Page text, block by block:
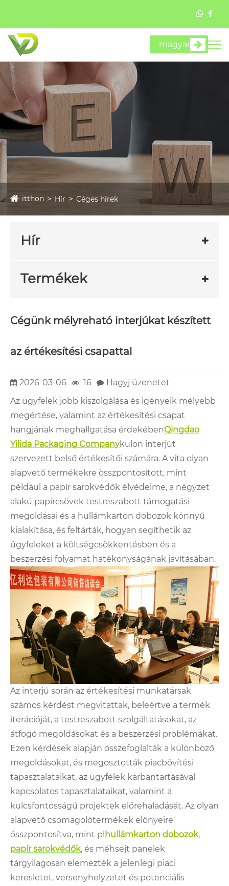
magyar
itthon Hír Céges hírek
Hír
Termékek
Cégünk mélyreható interjúkat készített
az értékesítési csapattal
2026-03-06 16
Hagyj üzenetet
Az ügyfelek jobb kiszolgálása és igényeik mélyebb
megértése, valamint az értékesítési csapat
hangjának meghallgatása érdekébenQingdao
Yilida Packaging Companykülön interjút
szervezett belső értékesítői számára. A vita olyan
alapvető termékekre összpontosított, mint
például a papír sarokvédők élvédelme, a négyzet
alakú papírcsövek testreszabott támogatási
megoldásai és a hullámkarton dobozok könnyű
kialakítása, és feltárták, hogyan segíthetik az
ügyfeleket a költségcsökkentésben és a
beszerzési folyamat hatékonyságának javításában.
Az interjú során az értékesítési munkatársak
számos kérdést megvitattak, beleértve a termék
iterációját, a testreszabott szolgáltatásokat, az
átfogó megoldásokat és a beszerzési problémákat.
Ezen kérdések alapján összefoglalták a különböző
megoldásokat, és megosztották piacbővítési
tapasztalataikat, az ügyfelek karbantartásával
kapcsolatos tapasztalataikat, valamint a
kulcsfontosságú projektek előrehaladását. Az olyan
alapvető csomagolótermékek előnyeire
összpontosítva, mint pl hullámkarton dobozok,
papír sarokvédők, és méhsejt panelek
tárgyilagosan elemezték a jelenlegi piaci
keresletet, versenyhelyzetet és potenciális